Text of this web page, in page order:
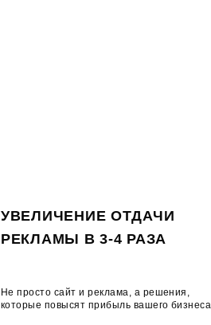
УВЕЛИЧЕНИЕ ОТДАЧИ
РЕКЛАМЫ В 3-4 РАЗА
Не просто сайт и реклама, а решения,
которые повысят прибыль вашего бизнеса